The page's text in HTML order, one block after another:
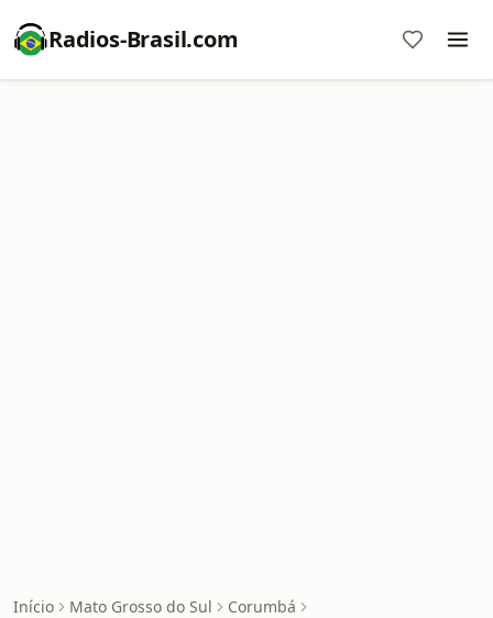
Radios-Brasil.com
Início Mato Grosso do Sul
Corumbá